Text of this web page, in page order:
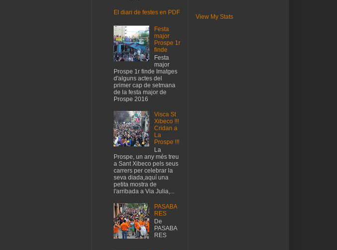
El diari de festes en PDF
Festa
major
Prospe 1r
finde
Festa
major
Prospe 1r finde Imatges
d'alguns actes del
primer cap de setmana
de la festa major de
Prospe 2016
Visca St
Xibeco !!!
Cridan a
La
Prospe !!!
La
Prospe, un any més treu
a Sant Xibeco pels seus
carrers per celebrar la
seva diada,aquí una
petita mostra de
l'arribada a Via Julia,...
PASABA
RES
De
PASABA
RES
View My Stats